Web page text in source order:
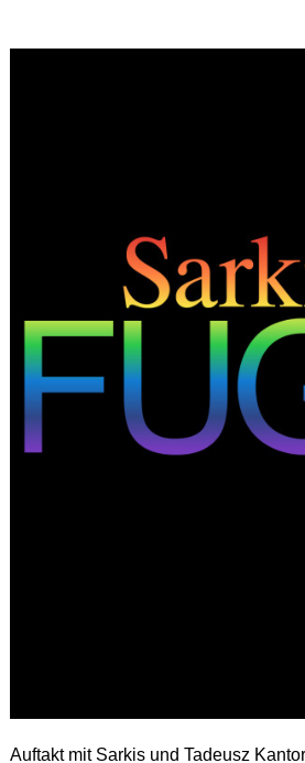
Auftakt mit Sarkis und Tadeusz Kantor